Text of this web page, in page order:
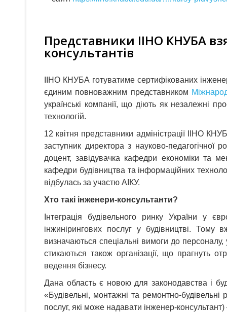
Представники ІІНО КНУБА
консультантів
ІІНО КНУБА готуватиме сертифікованих
єдиним повноважним представником
українські компанії, що діють як незалежні
технологій.
12 квітня представники адміністрації ІІНО
заступник директора з науково-педагогічної
доцент, завідувачка кафедри економіки та
кафедри будівництва та інформаційних
відбулась за участю АІКУ.
Хто такі інженери-консультанти?
Інтеграція будівельного ринку України у
інжинірингових послуг у будівництві. Тому
визначаються спеціальні вимоги до
стикаються також організації, що прагнуть
ведення бізнесу.
Дана область є новою для законодавства і
«Будівельні, монтажні та ремонтно-
послуг, які може надавати інженер-консультант)